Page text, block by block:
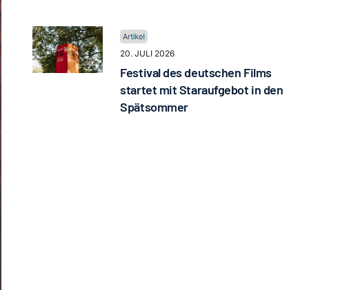
20. JULI 2026
Festival des deutschen Films
startet mit Staraufgebot in den
Spätsommer